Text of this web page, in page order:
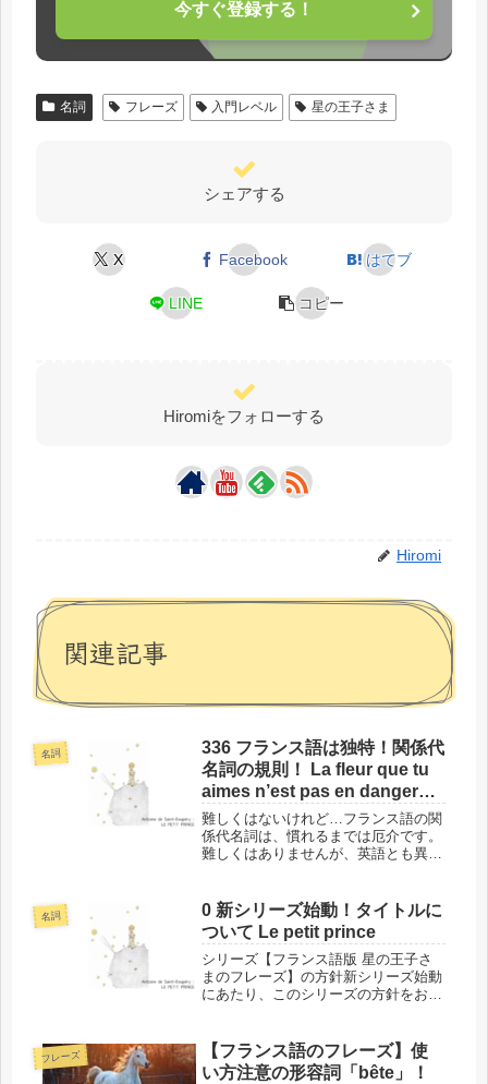
今すぐ登録する！
名詞 フレーズ 入門レベル 星の王子さま
シェアする
X Facebook はてブ
LINE コピー
Hiromiをフォローする
Hiromi
関連記事
名詞
336 フランス語は独特！関係代
名詞の規則！ La fleur que tu
aimes n’est pas en danger…
難しくはないけれど…フランス語の関
係代名詞は、慣れるまでは厄介です。
難しくはありませんが、英語とも異な
フレーズで、ぜひ身につけてくださ
い！このフレーズの場所と背景では、
単語...
名詞
0 新シリーズ始動！タイトルに
ついて Le petit prince
シリーズ【フランス語版 星の王子さ
まのフレーズ】の方針新シリーズ始動
にあたり、このシリーズの方針をお伝
ンス並びに全世界で著作権の切れた作
品ですが、ブログ等で挿...
フレーズ
【フランス語のフレーズ】使
い方注意の形容詞「bête」！